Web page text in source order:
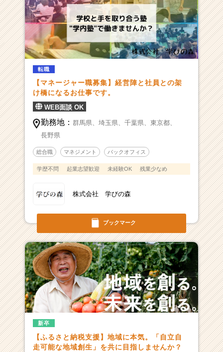
ブックマーク
転職
【マネージャー職募集】経営陣と社員との架
け橋になるお仕事です。
WEB面談 OK
勤務地： 群馬県、 埼玉県、 千葉県、 東京都、
長野県
総合職 マネジメント バックオフィス
学歴不問 起業志望歓迎 未経験OK 残業少なめ
株式会社 学びの森
新卒
【ふるさと納税支援】地域に本気。「自立自
走可能な地域創生」を共に目指しませんか？